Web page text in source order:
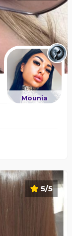
Mounia
5/5